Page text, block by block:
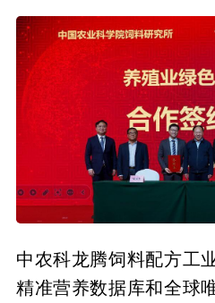
中农科龙腾饲料配方工
精准营养数据库和全球